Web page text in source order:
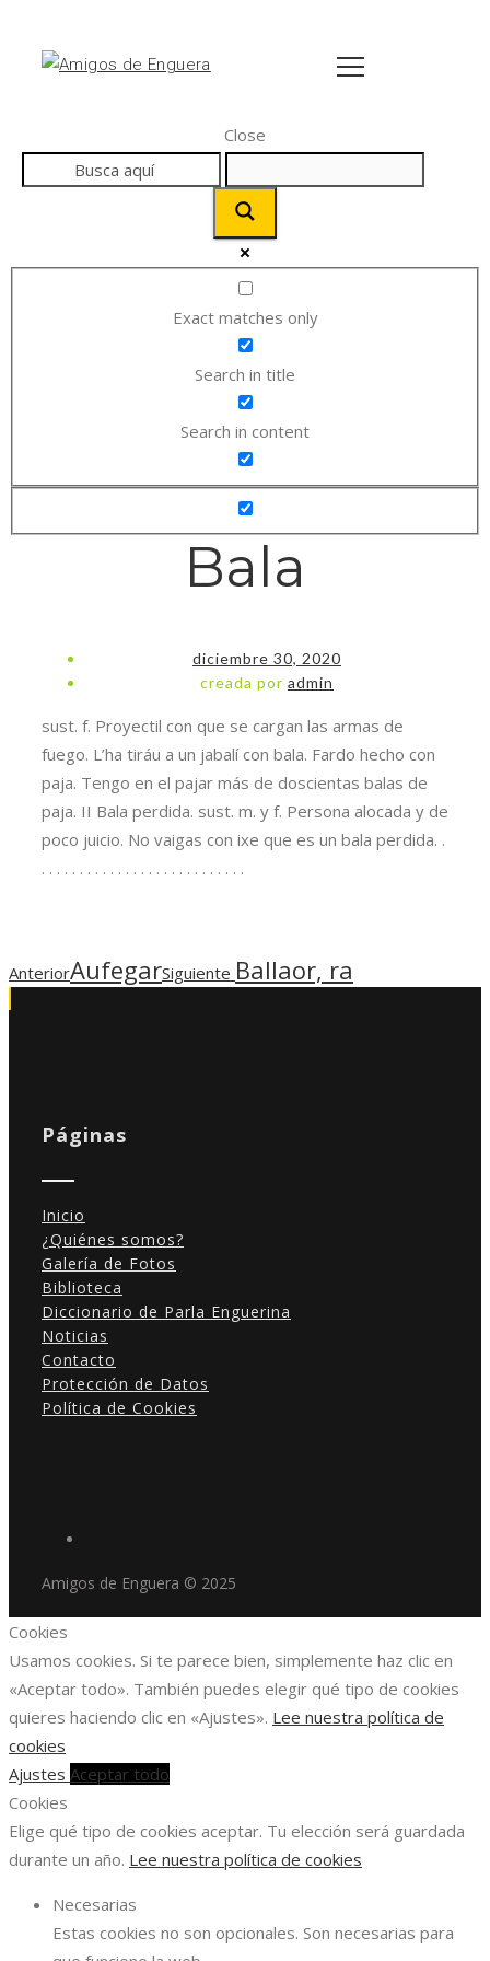
Close
Exact matches only
Search in title
Search in content
Bala
diciembre 30, 2020
creada por admin
sust. f. Proyectil con que se cargan las armas de
fuego. L’ha tiráu a un jabalí con bala. Fardo hecho con
paja. Tengo en el pajar más de doscientas balas de
paja. II Bala perdida. sust. m. y f. Persona alocada y de
poco juicio. No vaigas con ixe que es un bala perdida. .
. . . . . . . . . . . . . . . . . . . . . . . . . . .
AnteriorAufegarSiguiente Ballaor, ra
Páginas
Inicio
¿Quiénes somos?
Galería de Fotos
Biblioteca
Diccionario de Parla Enguerina
Noticias
Contacto
Protección de Datos
Política de Cookies
Amigos de Enguera © 2025
Cookies
Usamos cookies. Si te parece bien, simplemente haz clic en
«Aceptar todo». También puedes elegir qué tipo de cookies
quieres haciendo clic en «Ajustes». Lee nuestra política de
cookies
Ajustes Aceptar todo
Cookies
Elige qué tipo de cookies aceptar. Tu elección será guardada
durante un año. Lee nuestra política de cookies
Necesarias
Estas cookies no son opcionales. Son necesarias para